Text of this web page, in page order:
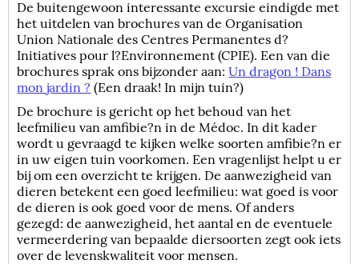
De buitengewoon interessante excursie eindigde met
het uitdelen van brochures van de Organisation
Union Nationale des Centres Permanentes d?
Initiatives pour l?Environnement (CPIE). Een van die
brochures sprak ons bijzonder aan:Un dragon ! Dans
mon jardin ? (Een draak! In mijn tuin?)
De brochure is gericht op het behoud van het
leefmilieu van amfibie?n in de Médoc. In dit kader
wordt u gevraagd te kijken welke soorten amfibie?n er
in uw eigen tuin voorkomen. Een vragenlijst helpt u er
bij om een overzicht te krijgen. De aanwezigheid van
dieren betekent een goed leefmilieu: wat goed is voor
de dieren is ook goed voor de mens. Of anders
gezegd: de aanwezigheid, het aantal en de eventuele
vermeerdering van bepaalde diersoorten zegt ook iets
over de levenskwaliteit voor mensen.